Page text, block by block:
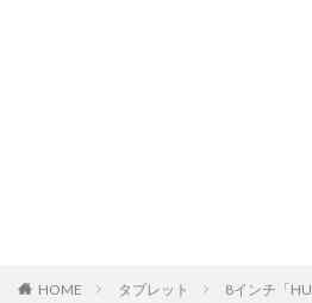
HOME タブレット 8インチ「